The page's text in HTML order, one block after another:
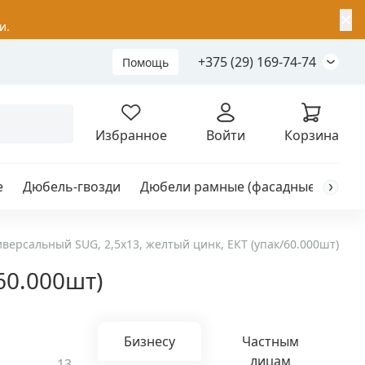
Помощь +375 (29) 169-74-74
Избранное Войти Корзина
Дюбель-гвозди Дюбели рамные (фасадные)
SUG, 2,5х13, желтый цинк, ЕКТ (упак/60.000шт)
Бизнесу
Частным
лицам